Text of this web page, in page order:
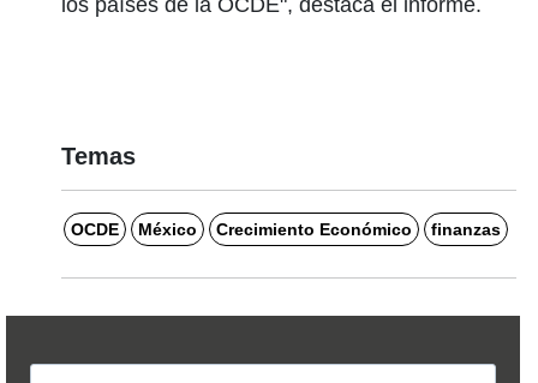
Temas
OCDE México Crecimiento Económico finanzas